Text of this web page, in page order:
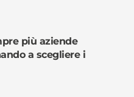
più aziende
a scegliere i